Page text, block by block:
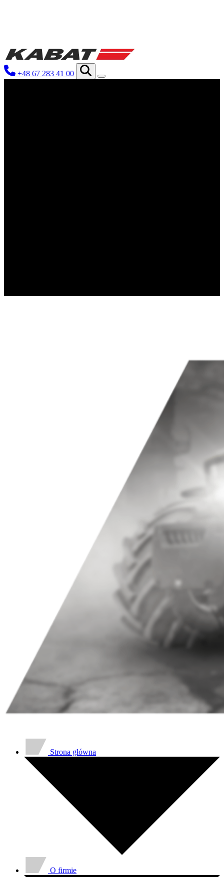
+48 67 283 41 00
Strona główna
O firmie
We use cookies to personalize
your use of our site with our social